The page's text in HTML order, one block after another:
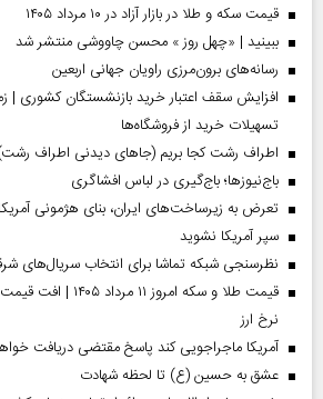
قیمت سکه و طلا در بازار آزاد در ۱۰ مرداد ۱۴۰۵
ببینید | «چهل روز » محسن چاووشی منتشر شد
رسانه‌های برون‌مرزی راویان جهانی اربعین
افزایش سقف اعتبار خرید بازنشستگان کشوری |
تسهیلات خرید از فروشگاه‌ها
اطراف رشت کجا بریم (جاهای دیدنی اطراف
باج‌نیوزها؛ باج‌گیری در لباس افشاگری
تعرض به زیرساخت‌های ایران، بنای هژمونی
سپر آمریکا نشوید
نظرسنجی شبکه تماشا برای انتخاب سریال‌های
قیمت طلا و سکه امروز
نرخ ارز
آمریکا ماجراجویی کند پاسخ مقتضی دریافت
عشق به حسین (ع) تا لحظه شهادت